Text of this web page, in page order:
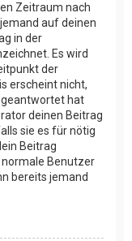
Zeitraum nach
auf deinen
in der
Es wird
der
erscheint nicht,
hat
deinen Beitrag
sie es für nötig
Beitrag
Benutzer
bereits jemand